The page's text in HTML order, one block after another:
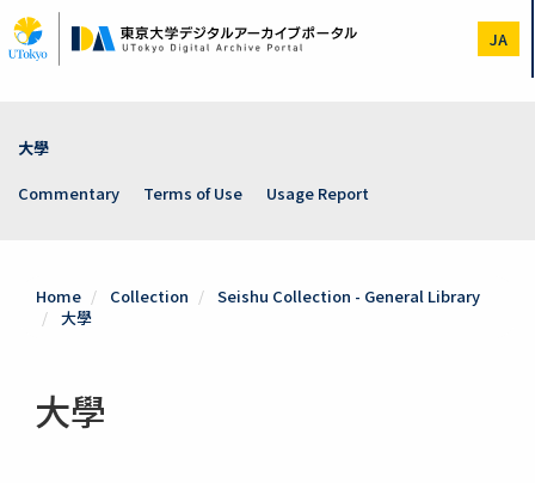
to
main
JA
大學
Commentary
Terms of Use Usage Report
Home Collection
Seishu Collection - General Library
大學
大學